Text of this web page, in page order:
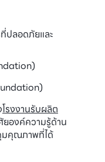
ปลอดภัยและ
โรงงานรับผลิต
ยองค์ความรู้ด้าน
มคุณภาพที่ได้